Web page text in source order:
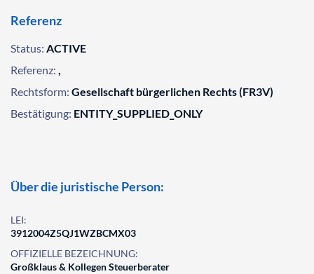
Referenz
Status: ACTIVE
Referenz: ,
Rechtsform: Gesellschaft bürgerlichen Rechts (FR3V)
Bestätigung: ENTITY_SUPPLIED_ONLY
Über die juristische Person:
LEI:
3912004Z5QJ1WZBCMX03
OFFIZIELLE BEZEICHNUNG:
Großklaus & Kollegen Steuerberater